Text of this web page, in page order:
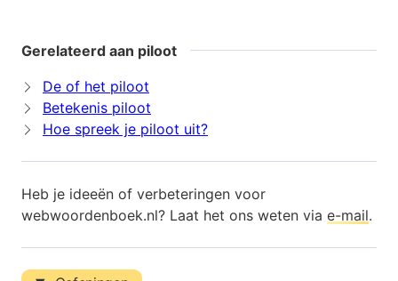
Gerelateerd aan piloot
De of het piloot
Betekenis piloot
Hoe spreek je piloot uit?
Heb je ideeën of verbeteringen voor
webwoordenboek.nl? Laat het ons weten via e-mail.